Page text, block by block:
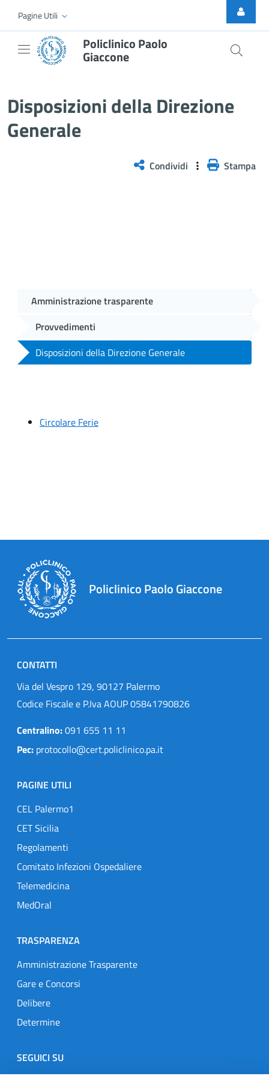
Skip to Main Content
Pagine Utili
Policlinico Paolo
Giaccone
Disposizioni della Direzione
Generale
Condividi Stampa
Amministrazione trasparente
Provvedimenti
Disposizioni della Direzione Generale
Circolare Ferie
Policlinico Paolo Giaccone
CONTATTI
Via del Vespro 129, 90127 Palermo
Codice Fiscale e P.Iva AOUP 05841790826
Centralino:091 655 11 11
Pec: protocollo@cert.policlinico.pa.it
PAGINE UTILI
CEL Palermo1
CET Sicilia
Regolamenti
Comitato Infezioni Ospedaliere
Telemedicina
MedOral
TRASPARENZA
Amministrazione Trasparente
Gare e Concorsi
Delibere
Determine
SEGUICI SU